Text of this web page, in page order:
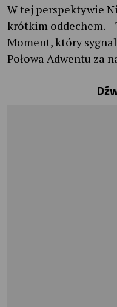
W tej perspektywie
krótkim oddechem. –
Moment, który
Połowa Adwentu za